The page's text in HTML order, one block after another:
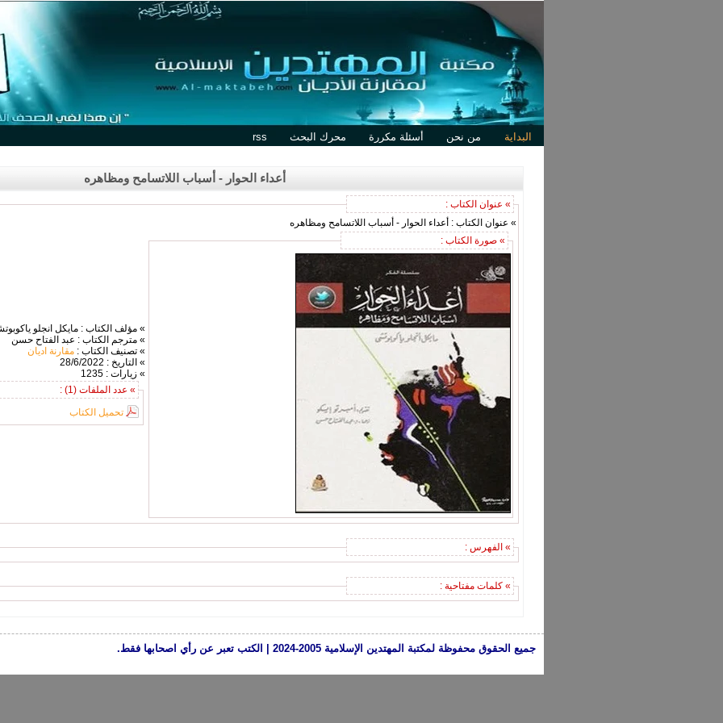
البداية من نحن أسئلة مكررة محرك البحث rss
أعداء الحوار - أسباب اللاتسامح ومظاهره
» عنوان الكتاب :
» عنوان الكتاب : أعداء الحوار - أسباب اللاتسامح ومظاهره
» صورة الكتاب :
» مؤلف الكتاب : مايكل انجلو
» مترجم الكتاب : عبد الفتاح حسن
» تصنيف الكتاب : مقارنة اديان
» التاريخ : 28/6/2022
» زيارات : 1235
» عدد الملفات (1) :
تحميل الكتاب
» الفهرس :
» كلمات مفتاحية :
جميع الحقوق محفوظة لمكتبة المهتدين الإسلامية 2005-2024 | الكتب تعبر عن رأي اصحابها فقط.